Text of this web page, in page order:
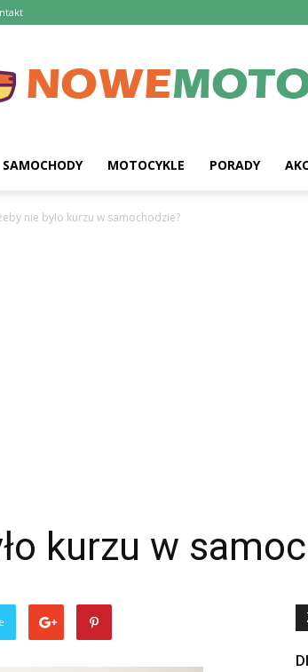
SAMOCHODY MOTOCYKLE PORADY
nie było kurzu w samochodzie?
kurzu w